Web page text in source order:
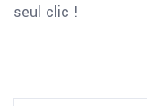
seul clic !